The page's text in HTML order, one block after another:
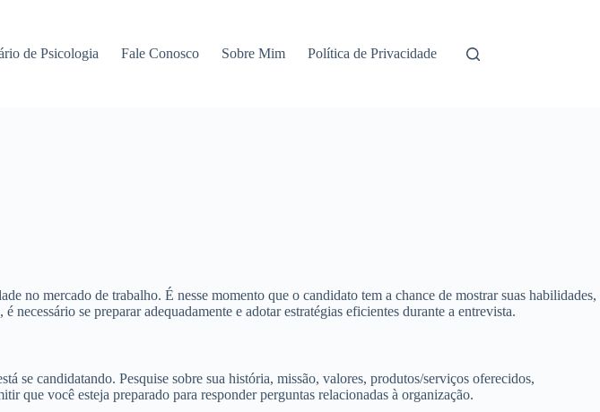
de Psicologia Fale Conosco Sobre Mim Política de Privacidade
no mercado de trabalho. É nesse momento que o candidato tem a chance de mostrar suas habilidades,
se preparar adequadamente e adotar estratégias eficientes durante a entrevista.
se candidatando. Pesquise sobre sua história, missão, valores, produtos/serviços oferecidos,
que você esteja preparado para responder perguntas relacionadas à organização.